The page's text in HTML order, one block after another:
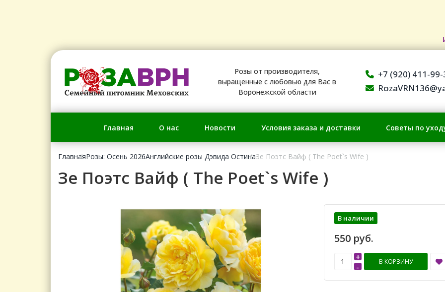
Розы от производителя,
выращенные с любовью для Вас в
Воронежской области
+7 (920) 411-99-
Главная О нас Новости Условия заказа и доставки Советы по
ГлавнаяРозы: Осень 2026Английские розы Дэвида ОстинаЗе Поэтс Вайф ( The Poet`s Wife )
Зе Поэтс Вайф ( The Poet`s Wife )
В наличии
550 руб.
-
+ В КОРЗИНУ